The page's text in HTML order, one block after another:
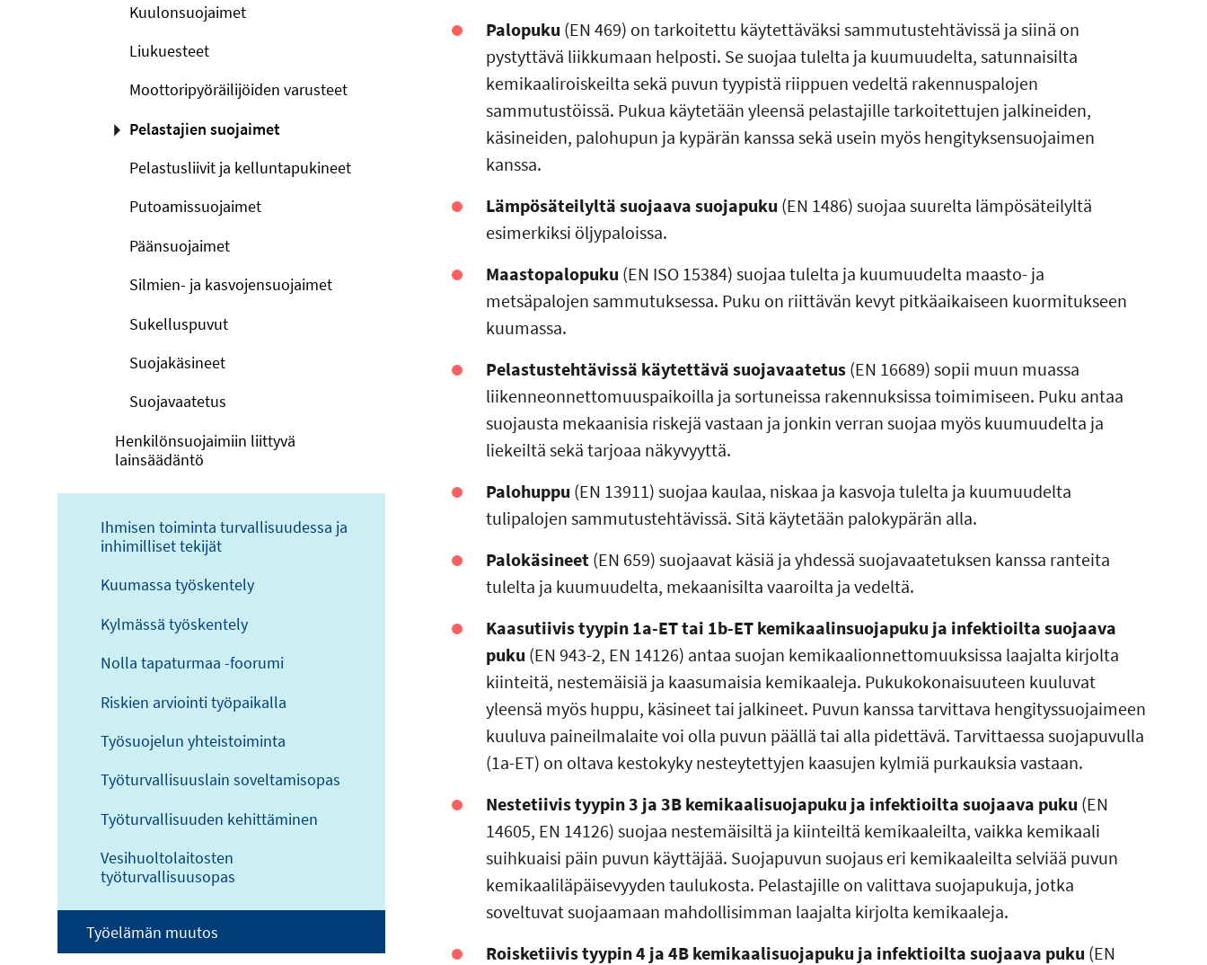
Palopuku (EN 469) on tarkoitettu käytettäväksi sammutustehtävissä ja siinä on
pystyttävä liikkumaan helposti. Se suojaa tulelta ja kuumuudelta, satunnaisilta
kemikaaliroiskeilta sekä puvun tyypistä riippuen vedeltä rakennuspalojen
sammutustöissä. Pukua käytetään yleensä pelastajille tarkoitettujen jalkineiden,
käsineiden, palohupun ja kypärän kanssa sekä usein myös hengityksensuojaimen
kanssa.
Lämpösäteilyltä suojaava suojapuku (EN 1486) suojaa suurelta lämpösäteilyltä
esimerkiksi öljypaloissa.
Maastopalopuku (EN ISO 15384) suojaa tulelta ja kuumuudelta maasto- ja
metsäpalojen sammutuksessa. Puku on riittävän kevyt pitkäaikaiseen kuormitukseen
kuumassa.
Pelastustehtävissä käytettävä suojavaatetus (EN 16689) sopii muun muassa
liikenneonnettomuuspaikoilla ja sortuneissa rakennuksissa toimimiseen. Puku antaa
suojausta mekaanisia riskejä vastaan ja jonkin verran suojaa myös kuumuudelta ja
liekeiltä sekä tarjoaa näkyvyyttä.
Palohuppu (EN 13911) suojaa kaulaa, niskaa ja kasvoja tulelta ja kuumuudelta
tulipalojen sammutustehtävissä. Sitä käytetään palokypärän alla.
Palokäsineet (EN 659) suojaavat käsiä ja yhdessä suojavaatetuksen kanssa ranteita
tulelta ja kuumuudelta, mekaanisilta vaaroilta ja vedeltä.
Kaasutiivis tyypin 1a-ET tai 1b-ET kemikaalinsuojapuku ja infektioilta suojaava
puku (EN 943-2, EN 14126) antaa suojan kemikaalionnettomuuksissa laajalta kirjolta
kiinteitä, nestemäisiä ja kaasumaisia kemikaaleja. Pukukokonaisuuteen kuuluvat
yleensä myös huppu, käsineet tai jalkineet. Puvun kanssa tarvittava hengityssuojaimeen
kuuluva paineilmalaite voi olla puvun päällä tai alla pidettävä. Tarvittaessa suojapuvulla
(1a-ET) on oltava kestokyky nesteytettyjen kaasujen kylmiä purkauksia vastaan.
Nestetiivis tyypin 3 ja 3B kemikaalisuojapuku ja infektioilta suojaava puku (EN
14605, EN 14126) suojaa nestemäisiltä ja kiinteiltä kemikaaleilta, vaikka kemikaali
suihkuaisi päin puvun käyttäjää. Suojapuvun suojaus eri kemikaaleilta selviää puvun
kemikaaliläpäisevyyden taulukosta. Pelastajille on valittava suojapukuja, jotka
soveltuvat suojaamaan mahdollisimman laajalta kirjolta kemikaaleja.
Roisketiivis tyypin 4 ja 4B kemikaalisuojapuku ja infektioilta suojaava puku (EN
Kuulonsuojaimet
Liukuesteet
Moottoripyöräilijöiden varusteet
Pelastajien suojaimet
Pelastusliivit ja kelluntapukineet
Putoamissuojaimet
Päänsuojaimet
Silmien- ja kasvojensuojaimet
Sukelluspuvut
Suojakäsineet
Suojavaatetus
Henkilönsuojaimiin liittyvä
lainsäädäntö
Ihmisen toiminta turvallisuudessa ja
inhimilliset tekijät
Kuumassa työskentely
Kylmässä työskentely
Nolla tapaturmaa -foorumi
Riskien arviointi työpaikalla
Työsuojelun yhteistoiminta
Työturvallisuuslain soveltamisopas
Työturvallisuuden kehittäminen
Vesihuoltolaitosten
työturvallisuusopas
Työelämän muutos